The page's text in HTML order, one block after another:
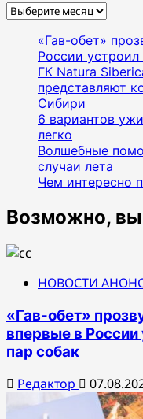
Архивы
«Гав-обет»
России устроил
ГК Natura
представляют
Сибири
6 вариантов
легко
Волшебные
случаи лета
Чем интересно
Возможно, вы
НОВОСТИ
«Гав-обет»
впервые в России
пар собак
Редактор